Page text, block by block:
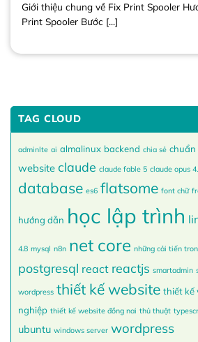
Giới thiệu chung về Fix Print Spooler
Print Spooler Bước [...]
TAG CLOUD
adminlte ai almalinux backend chia sẻ chuẩn
website claude claude fable 5 claude opus
database es6 flatsome font chữ
hướng dẫn học lập trình
4.8 mysql n8n net core những cải tiến
postgresql react reactjs smartadmin
wordpress thiết kế website thiết kế
nghiệp thiết kế website đồng nai thủ thuật
ubuntu windows server wordpress